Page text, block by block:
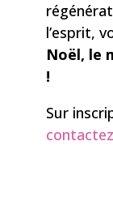
l’esprit,
Noël, le
!
Sur